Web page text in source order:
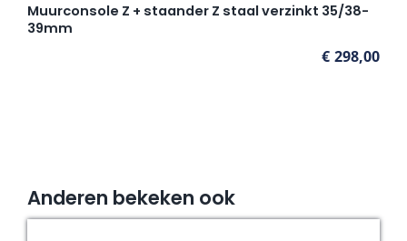
Muurconsole Z + staander Z staal verzinkt 35/38-
39mm
€ 298,00
Anderen bekeken ook